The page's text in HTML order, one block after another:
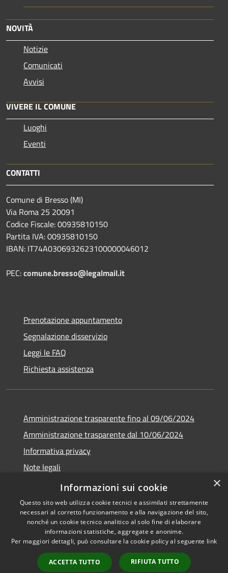
NOVITÀ
Notizie
Comunicati
Avvisi
VIVERE IL COMUNE
Luoghi
Eventi
CONTATTI
Comune di Bresso (MI)
Via Roma 25 20091
Codice Fiscale: 00935810150
Partita IVA: 00935810150
IBAN: IT74A0306932623100000046012
PEC:comune.bresso@legalmail.it
Prenotazione appuntamento
Segnalazione disservizio
Leggi le FAQ
Richiesta assistenza
Amministrazione trasparente fino al 09/06/2024
Amministrazione trasparente dal 10/06/2024
Informativa privacy
Note legali
Dichiarazione di accessibilità
Accessibilità
Copyright © 2026 • Città di
Bresso • Powered by
Municipium•
Accesso
×
Informazioni sui cookie
Questo sito web utilizza cookie tecnici e assimilati strettamente
necessari al corretto funzionamento e alla navigazione del sito,
nonché un cookie tecnico analitico al solo fine di elaborare
informazioni statistiche, aggregate e anonime.
Per maggiori dettagli, può consultare la cookie policy al seguente link
ACCETTA TUTTO RIFIUTA TUTTO